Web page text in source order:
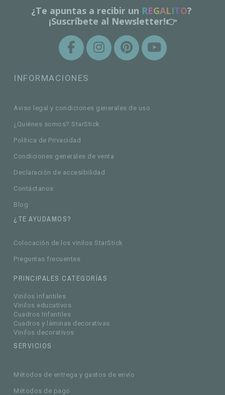
¿Te apuntas a recibir un REGALITO?
¡Suscríbete al Newsletter!👉
INFORMACIONES
Aviso legal y condiciones generales de uso
¿Quiénes somos? StarStick
Política de Privacidad
Condiciones generales de venta
Declaración de accesibilidad
Contáctanos
Blog
¿TE AYUDAMOS?
Colocación de los vinilos StarStick
Preguntas frecuentes
PRINCIPALES CATEGORÍAS
Vinilos infantiles
Vinilos educativos
Cuadros Infantiles
Cuadros y láminas decorativas
Vinilos decorativos
SERVICIOS
Métodos de entrega y gastos de envío
Métodos de pago